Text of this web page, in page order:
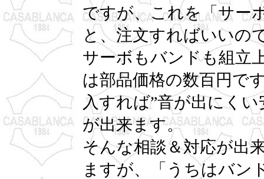
ですが、これを「サー
と、注文すればいいの
サーボもバンドも組立
は部品価格の数百円で
入すれば”音が出にく
が出来ます。
そんな相談＆対応が出
ますが、「うちはバン